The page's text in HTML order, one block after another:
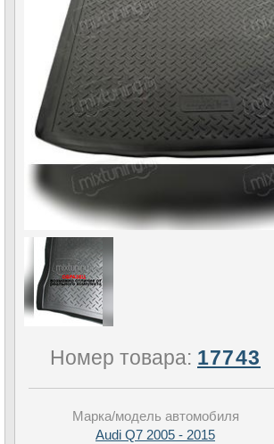
Номер товара: 17743
Марка/модель автомобиля
Audi Q7 2005 - 2015